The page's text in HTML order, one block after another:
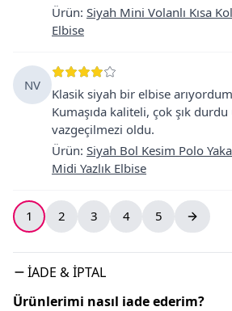
Ürün: Siyah Mini Volanlı Kısa
Elbise
NV
Klasik siyah bir elbise
Kumaşıda kaliteli, çok şık
vazgeçilmezi oldu.
Ürün: Siyah Bol Kesim Polo
Midi Yazlık Elbise
1 2 3 4 5
İADE & İPTAL
Ürünlerimi nasıl iade ederim?